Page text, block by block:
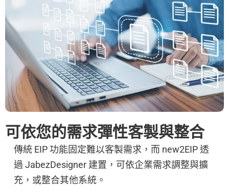
可依您的需求彈性客製與整合
傳統 EIP 功能固定難以客製需求，而 new2EIP 透
過 JabezDesigner 建置，可依企業需求調整與擴
充，或整合其他系統。